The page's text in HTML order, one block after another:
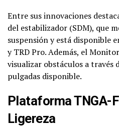
Entre sus innovaciones
del estabilizador (SDM), que
suspensión y está disponible
y TRD Pro. Además, el
visualizar obstáculos a
pulgadas disponible.
Plataforma TNGA-
Ligereza